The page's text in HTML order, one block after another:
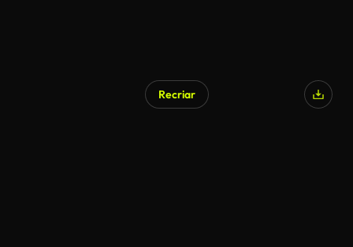
Recriar